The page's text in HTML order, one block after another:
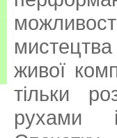
живої
тільки
рухами